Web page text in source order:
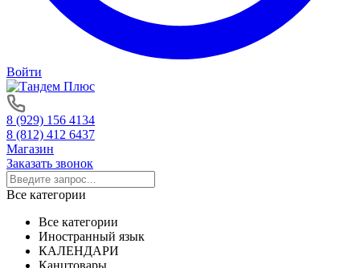
Войти
8 (929) 156 4134
8 (812) 412 6437
Магазин
Заказать звонок
Все категории
Все категории
Иностранный язык
КАЛЕНДАРИ
Канцтовары